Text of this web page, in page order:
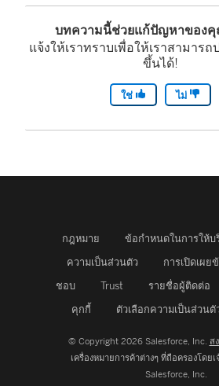
บทความนี้ช่วยแก้ปัญหาของ
แจ้งให้เราทราบเพื่อให้เราสามารถ
ขึ้นได้!
ใช่ ไม่
กฎหมาย ข้อกำหนดในการให้บ
ความเป็นส่วนตัว
การเปิดเผย
ชอบ
Trust รายชื่อผู้ติดต่อ
คุกกี้
ตัวเลือกความเป็นส่วน
© Copyright 2026 Salesforce, Inc. ส
เครื่องหมายการค้าต่างๆ ที่ถือครองโดย
Salesforce, Inc.